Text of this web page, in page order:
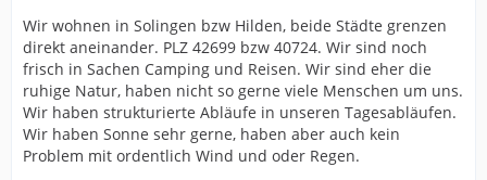
Wir wohnen in Solingen bzw Hilden, beide Städte grenzen
direkt aneinander. PLZ 42699 bzw 40724. Wir sind noch
frisch in Sachen Camping und Reisen. Wir sind eher die
ruhige Natur, haben nicht so gerne viele Menschen um uns.
Wir haben strukturierte Abläufe in unseren Tagesabläufen.
Wir haben Sonne sehr gerne, haben aber auch kein
Problem mit ordentlich Wind und oder Regen.